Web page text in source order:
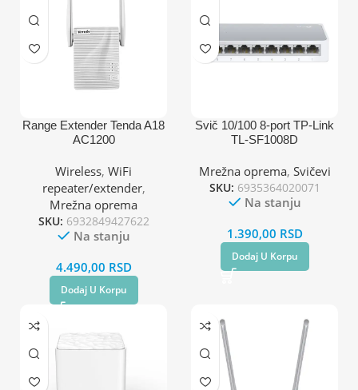
Range Extender Tenda A18
AC1200
Wireless, WiFi
repeater/extender,
Mrežna oprema
SKU: 6932849427622
Na stanju
4.490,00 RSD
Dodaj U Korpu
Svič 10/100 8-port TP-Link
TL-SF1008D
Mrežna oprema, Svičevi
SKU: 6935364020071
Na stanju
1.390,00 RSD
Dodaj U Korpu